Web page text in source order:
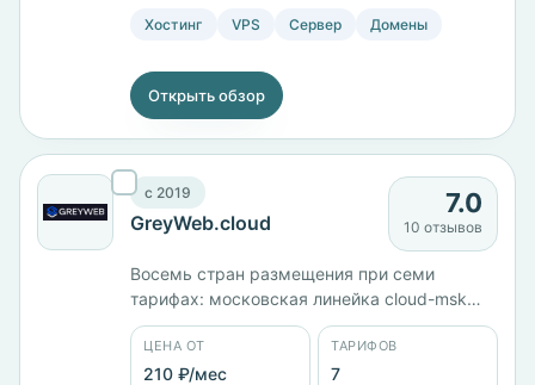
Хостинг VPS Сервер Домены
Открыть обзор
c 2019
GreyWeb.cloud
7.0
10 отзывов
Восемь стран размещения при семи
тарифах: московская линейка cloud-msk
идёт от 1 ГБ памяти и 15 ГБ диска за 360 ₽/
мес до 2 ядер, 4 ГБ и 50 ГБ за 1110 ₽/мес.
Виртуальный хостинг HOST-1 с диском на 5
ЦЕНА ОТ
210 ₽/мес
ТАРИФОВ
7